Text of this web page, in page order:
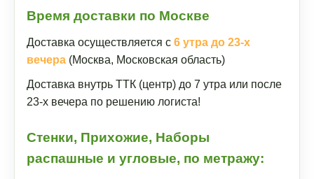
Время доставки по Москве
Доставка осуществляется с 6 утра до 23-х
вечера (Москва, Московская область)
Доставка внутрь ТТК (центр) до 7 утра или после
23-х вечера по решению логиста!
Стенки, Прихожие, Наборы
распашные и угловые, по метражу: